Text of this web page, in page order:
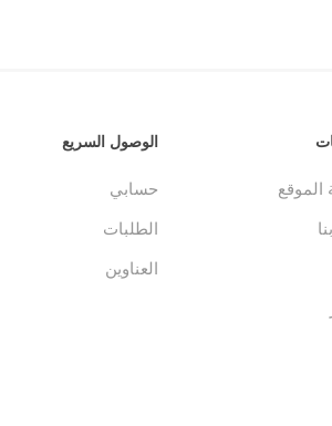
الموقع
الوصول السريع
حسابي
الطلبات
العناوين